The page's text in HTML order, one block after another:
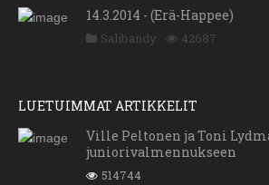
14.3.2014 - (Erä-Happee)
Salibandy 42687
LUETUIMMAT ARTIKKELIT
Ville Peltonen ja Toni
juniorivalmennukseen
514744